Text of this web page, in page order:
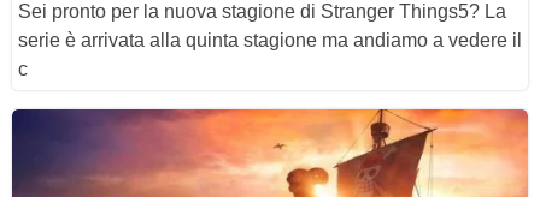
Sei pronto per la nuova stagione di Stranger Things5? La
serie è arrivata alla quinta stagione ma andiamo a vedere il
c